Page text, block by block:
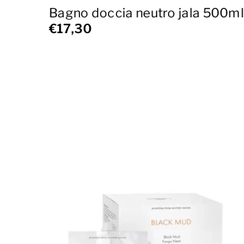
Bagno doccia neutro jala 500ml
€17,30